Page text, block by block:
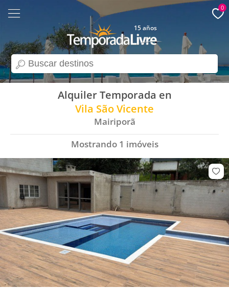
search
15 años
0
Alquiler Temporada en
Vila São Vicente
Mairiporã
Mostrando 1 imóveis